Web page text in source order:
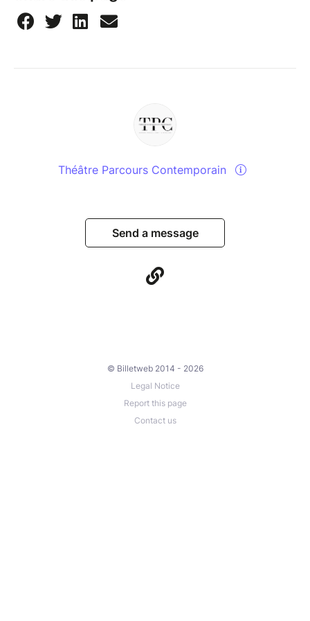
Théâtre Parcours Contemporain
Send a message
© Billetweb 2014 - 2026
Legal Notice
Report this page
Contact us